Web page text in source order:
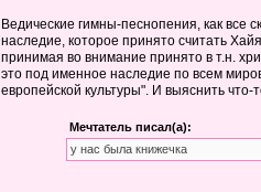
Ведические гимны-песнопения, как все
наследие, которое принято считать
принимая во внимание принято в т.н.
это под именное наследие по всем
европейской культуры". И выяснить
Мечтатель писал(а):
у нас была книжечка